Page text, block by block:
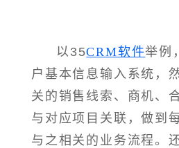
以35CRM软件举例
户基本信息输入系统，
关的销售线索、商机、
与对应项目关联，做到
与之相关的业务流程。